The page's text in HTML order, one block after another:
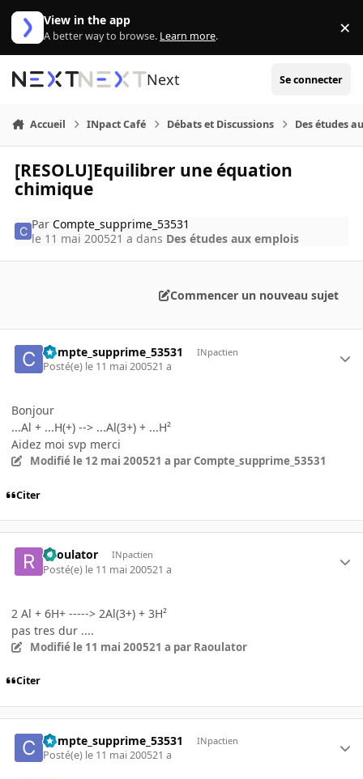
Aller au contenu
View in the app
A better way to browse. Learn more. ×
Next Se connecter
Accueil INpact Café Débats et Discussions Des études
[RESOLU]Equilibrer une équation
chimique
ParCompte_supprime_53531
le 11 mai 200521 a dans Des études aux emplois
Commencer un nouveau sujet
Compte_supprime_53531 INpactien
Posté(e) le 11 mai 200521 a
Bonjour
...Al + ...H(+) --> ...Al(3+) + ...H²
Aidez moi svp merci
Modifié le 12 mai 200521 a par Compte_supprime_53531
Citer
Raoulator INpactien
Posté(e) le 11 mai 200521 a
2 Al + 6H+ -----> 2Al(3+) + 3H²
pas tres dur ....
Modifié le 11 mai 200521 a par Raoulator
Citer
Compte_supprime_53531 INpactien
Posté(e) le 11 mai 200521 a